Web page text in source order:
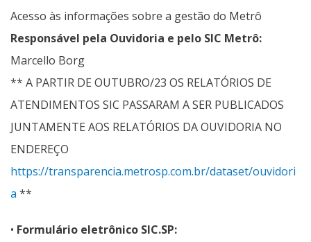
Acesso às informações sobre a gestão do Metrô
Responsável pela Ouvidoria e pelo SIC Metrô:
Marcello Borg
** A PARTIR DE OUTUBRO/23 OS RELATÓRIOS DE
ATENDIMENTOS SIC PASSARAM A SER PUBLICADOS
JUNTAMENTE AOS RELATÓRIOS DA OUVIDORIA NO
ENDEREÇO
https://transparencia.metrosp.com.br/dataset/ouvidori
a **
• Formulário eletrônico SIC.SP: